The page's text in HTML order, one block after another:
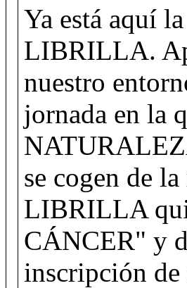
Ya está aquí
LIBRILLA.
nuestro
jornada en la
se cogen de
LIBRILLA
CÁNCER" y
inscripción de